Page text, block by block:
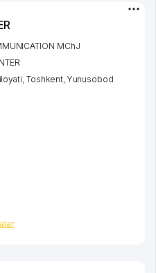
MChJ
,Toshkent, Yunusobod